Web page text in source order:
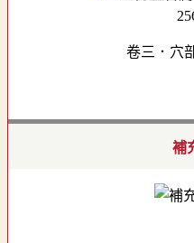
卷三．穴
補